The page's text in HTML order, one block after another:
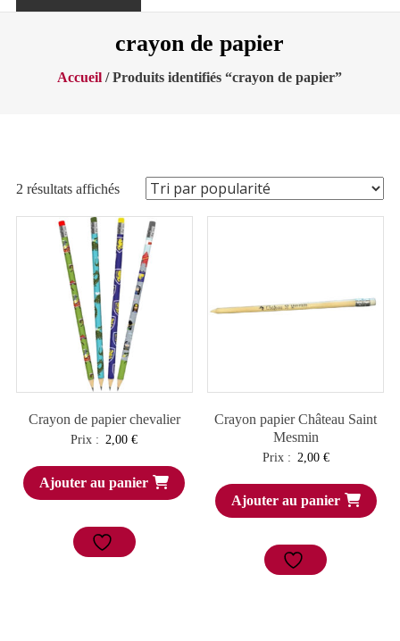
crayon de papier
Accueil / Produits identifiés “crayon de papier”
2 résultats affichésTrié
par
popularité
Crayon de papier chevalier
Prix : 2,00€
Ajouter au panier
Crayon papier Château Saint
Mesmin
Prix : 2,00 €
Ajouter au panier